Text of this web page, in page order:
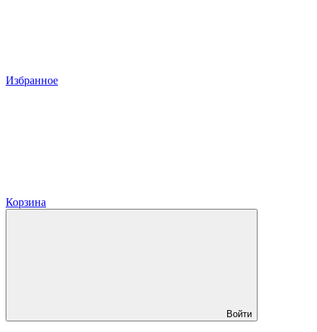
Избранное
Корзина
Войти